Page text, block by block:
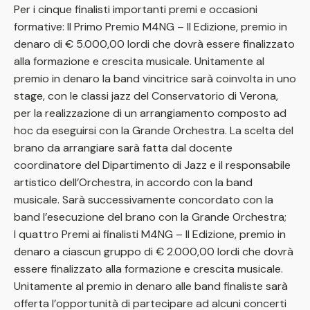
Per i cinque finalisti importanti premi e occasioni
formative: Il Primo Premio M4NG – II Edizione, premio in
denaro di € 5.000,00 lordi che dovrà essere finalizzato
alla formazione e crescita musicale. Unitamente al
premio in denaro la band vincitrice sarà coinvolta in uno
stage, con le classi jazz del Conservatorio di Verona,
per la realizzazione di un arrangiamento composto ad
hoc da eseguirsi con la Grande Orchestra. La scelta del
brano da arrangiare sarà fatta dal docente
coordinatore del Dipartimento di Jazz e il responsabile
artistico dell’Orchestra, in accordo con la band
musicale. Sarà successivamente concordato con la
band l’esecuzione del brano con la Grande Orchestra;
I quattro Premi ai finalisti M4NG – II Edizione, premio in
denaro a ciascun gruppo di € 2.000,00 lordi che dovrà
essere finalizzato alla formazione e crescita musicale.
Unitamente al premio in denaro alle band finaliste sarà
offerta l’opportunità di partecipare ad alcuni concerti